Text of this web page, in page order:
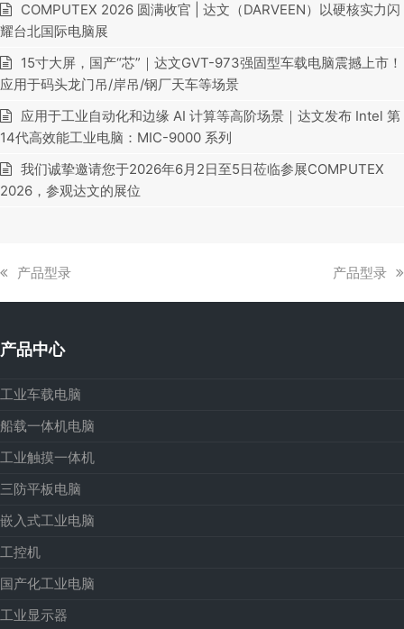
COMPUTEX 2026 圆满收官 | 达文（DARVEEN）以硬核实力闪
耀台北国际电脑展
15寸大屏，国产“芯”｜达文GVT-973强固型车载电脑震撼上市！
应用于码头龙门吊/岸吊/钢厂天车等场景
应用于工业自动化和边缘 AI 计算等高阶场景｜达文发布 Intel 第
14代高效能工业电脑：MIC-9000 系列
我们诚挚邀请您于2026年6月2日至5日莅临参展COMPUTEX
2026，参观达文的展位
上
章:
产品型录
下
产品型录
产品中心
工业车载电脑
船载一体机电脑
工业触摸一体机
三防平板电脑
嵌入式工业电脑
工控机
国产化工业电脑
工业显示器